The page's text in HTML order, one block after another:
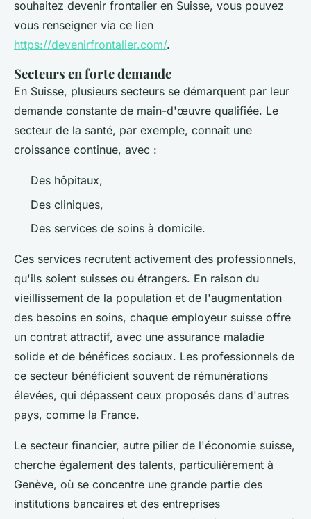
souhaitez devenir frontalier en Suisse, vous pouvez
vous renseigner via ce lien
https://devenirfrontalier.com/.
Secteurs en forte demande
En Suisse, plusieurs secteurs se démarquent par leur
demande constante de main-d'œuvre qualifiée. Le
secteur de la santé, par exemple, connaît une
croissance continue, avec :
Des hôpitaux,
Des cliniques,
Des services de soins à domicile.
Ces services recrutent activement des professionnels,
qu'ils soient suisses ou étrangers. En raison du
vieillissement de la population et de l'augmentation
des besoins en soins, chaque employeur suisse offre
un contrat attractif, avec une assurance maladie
solide et de bénéfices sociaux. Les professionnels de
ce secteur bénéficient souvent de rémunérations
élevées, qui dépassent ceux proposés dans d'autres
pays, comme la France.
Le secteur financier, autre pilier de l'économie suisse,
cherche également des talents, particulièrement à
Genève, où se concentre une grande partie des
institutions bancaires et des entreprises